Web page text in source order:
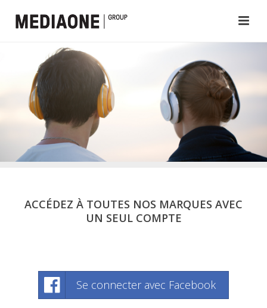
ACCÉDEZ À TOUTES NOS MARQUES AVEC
UN SEUL COMPTE
Se connecter avec Facebook